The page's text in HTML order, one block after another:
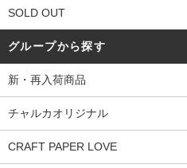
SOLD OUT
グループから探す
新・再入荷商品
チャルカオリジナル
CRAFT PAPER LOVE